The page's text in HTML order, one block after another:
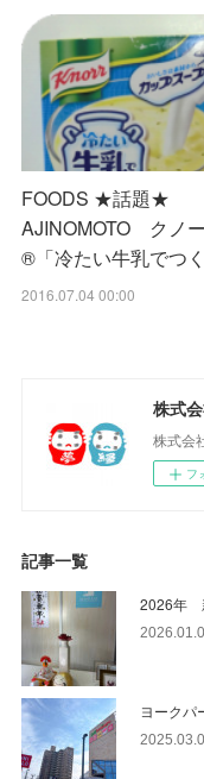
FOODS ★話題★
AJINOMOTO クノ
®「冷たい牛乳でつ
2016.07.04 00:00
株式
株式会
フ
記事一覧
2026年
ヨークパ